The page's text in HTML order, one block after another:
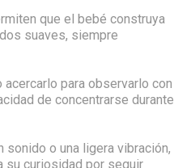
que el bebé construya
suaves, siempre
para observarlo con
de concentrarse durante
o una ligera vibración,
su curiosidad por seguir